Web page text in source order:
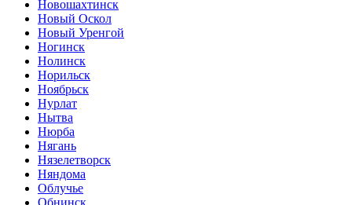
Новошахтинск
Новый Оскол
Новый Уренгой
Ногинск
Нолинск
Норильск
Ноябрьск
Нурлат
Нытва
Нюрба
Нягань
Нязелетворск
Няндома
Облучье